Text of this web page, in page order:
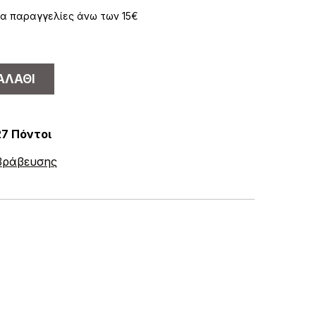
παραγγελίες άνω των 15€
Πόντοι